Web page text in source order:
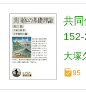
共
大塚
95